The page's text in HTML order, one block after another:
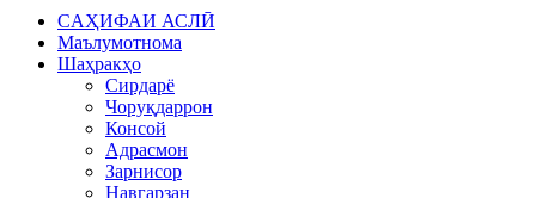
CАҲИФАИ АСЛӢ
Маълумотнома
Шаҳракҳо
Сирдарё
Чоруқдаррон
Консой
Адрасмон
Зарнисор
Навгарзан